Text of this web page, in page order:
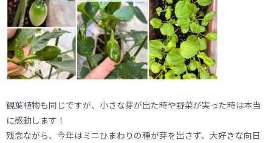
観葉植物も同じですが、小さな芽が出た時や野菜が実った時は本当
に感動します！
残念ながら、今年はミニひまわりの種が芽を出さず、大好きな向日